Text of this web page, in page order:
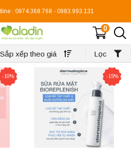
: 0974.368.768 - 0983.993.131
0
Sắp xếp theo giá Lọc
-10% -15%